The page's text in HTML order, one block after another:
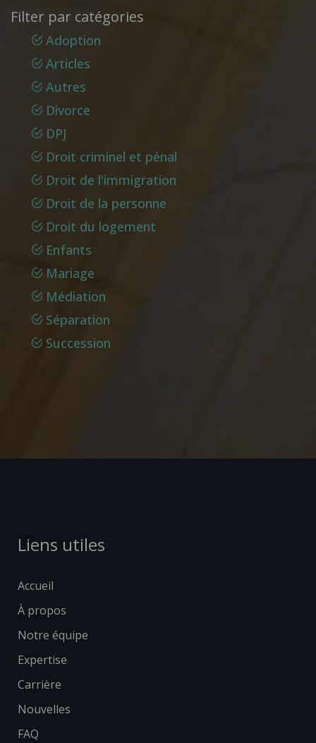
Filter par catégories
Adoption
Articles
Autres
Divorce
DPJ
Droit criminel et pénal
Droit de l'immigration
Droit de la personne
Droit du logement
Enfants
Mariage
Médiation
Séparation
Succession
Liens utiles
Accueil
À propos
Notre équipe
Expertise
Carrière
Nouvelles
FAQ